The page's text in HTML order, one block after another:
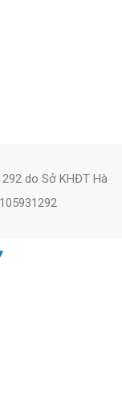
do Sở KHĐT Hà